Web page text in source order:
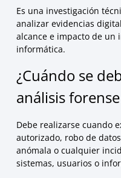
Es una investigación
analizar evidencias
alcance e impacto de un
informática.
¿Cuándo se
análisis
Debe realizarse cuando
autorizado, robo de
anómala o cualquier
sistemas, usuarios o